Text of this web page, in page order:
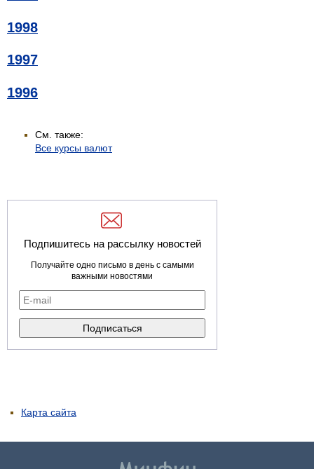
1998
1997
1996
См. также:
Все курсы валют
Подпишитесь на рассылку новостей
Получайте одно письмо в день с самыми
важными новостями
Карта сайта